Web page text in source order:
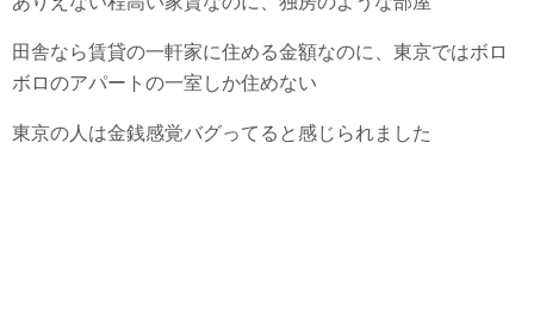
田舎なら賃貸の一軒家に住める金額なのに、東京ではボロ
ボロのアパートの一室しか住めない
東京の人は金銭感覚バグってると感じられました